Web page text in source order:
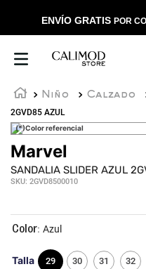
ENVÍO GRATIS POR
Niño Calzado
2GVD85 AZUL
(*)Color referencial
Marvel
SANDALIA SLIDER AZUL
SKU: 2GVD8500010
Talla 29 30 31 32
: Azul